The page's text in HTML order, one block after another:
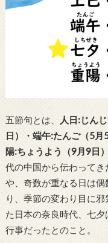
五節句とは、
人日:じん
日）・端午:たんご（5
陽:ちょうよう（9月9日）
代の中国から伝わってき
や、奇数が重なる日は
り、季節の変わり目に
た日本の奈良時代、七
行事だったとのこと。